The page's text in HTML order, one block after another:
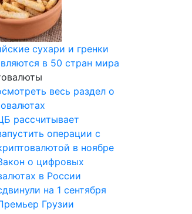
сухари и гренки
в 50 стран мира
рассчитывает
операции с
в ноябре
о цифровых
в России
на 1 сентября
Грузии